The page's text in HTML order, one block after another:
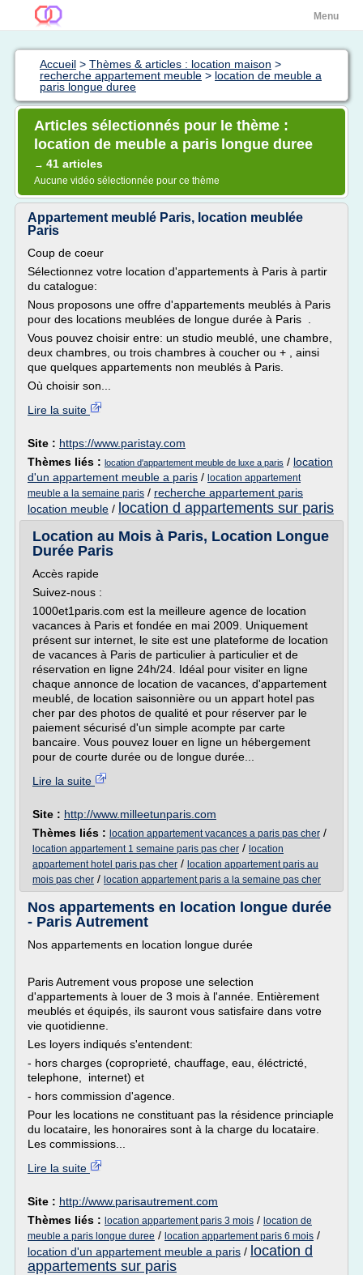
Menu
Accueil > Thèmes & articles : location maison >
recherche appartement meuble > location de meuble a
paris longue duree
Articles sélectionnés pour le thème :
location de meuble a paris longue duree
→ 41 articles
Aucune vidéo sélectionnée pour ce thème
Appartement meublé Paris, location meublée
Paris
Coup de coeur
Sélectionnez votre location d'appartements à Paris à partir
du catalogue:
Nous proposons une offre d'appartements meublés à Paris
pour des locations meublées de longue durée à Paris .
Vous pouvez choisir entre: un studio meublé, une chambre,
deux chambres, ou trois chambres à coucher ou + , ainsi
que quelques appartements non meublés à Paris.
Où choisir son...
Lire la suite
Site : https://www.paristay.com
Thèmes liés : location d'appartement meuble de luxe a paris / location
d'un appartement meuble a paris / location appartement
meuble a la semaine paris / recherche appartement paris
location meuble / location d appartements sur paris
Location au Mois à Paris, Location Longue
Durée Paris
Accès rapide
Suivez-nous :
1000et1paris.com est la meilleure agence de location
vacances à Paris et fondée en mai 2009. Uniquement
présent sur internet, le site est une plateforme de location
de vacances à Paris de particulier à particulier et de
réservation en ligne 24h/24. Idéal pour visiter en ligne
chaque annonce de location de vacances, d'appartement
meublé, de location saisonnière ou un appart hotel pas
cher par des photos de qualité et pour réserver par le
paiement sécurisé d'un simple acompte par carte
bancaire. Vous pouvez louer en ligne un hébergement
pour de courte durée ou de longue durée...
Lire la suite
Site : http://www.milleetunparis.com
Thèmes liés : location appartement vacances a paris pas cher /
location appartement 1 semaine paris pas cher / location
appartement hotel paris pas cher / location appartement paris au
mois pas cher / location appartement paris a la semaine pas cher
Nos appartements en location longue durée
- Paris Autrement
Nos appartements en location longue durée
Paris Autrement vous propose une selection
d'appartements à louer de 3 mois à l'année. Entièrement
meublés et équipés, ils sauront vous satisfaire dans votre
vie quotidienne.
Les loyers indiqués s'entendent:
- hors charges (coproprieté, chauffage, eau, éléctricté,
telephone, internet) et
- hors commission d'agence.
Pour les locations ne constituant pas la résidence princiaple
du locataire, les honoraires sont à la charge du locataire.
Les commissions...
Lire la suite
Site : http://www.parisautrement.com
Thèmes liés : location appartement paris 3 mois / location de
meuble a paris longue duree / location appartement paris 6 mois /
location d'un appartement meuble a paris / location d
appartements sur paris